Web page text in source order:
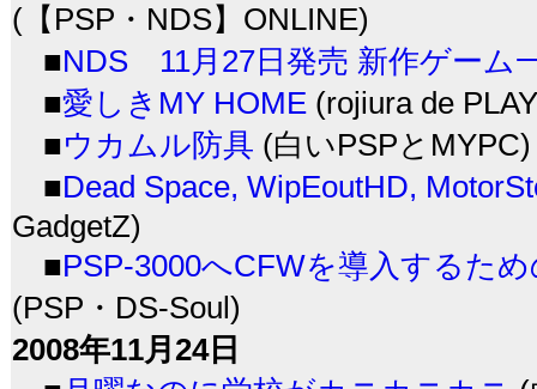
(【PSP・NDS】ONLINE)
■NDS 11月27日発売 新作ゲーム
■愛しきMY HOME (rojiura de
■ウカムル防具 (白いPSPとMYPC)
■Dead Space, WipEoutHD,
GadgetZ)
■PSP-3000へCFWを導入するた
(PSP・DS-Soul)
2008年11月24日